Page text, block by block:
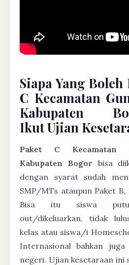
Siapa Yang
C Kecamatan
Kabupaten
Ikut Ujian
Paket C Kecamatan
Kabupaten Bogor bisa
dengan syarat sudah
SMP/MTs ataupun Paket
Bisa itu siswa
out/dikeluarkan, tidak
kelas atau siswa/i
Internasional bahkan
negeri. Ujian kesetaraan ini